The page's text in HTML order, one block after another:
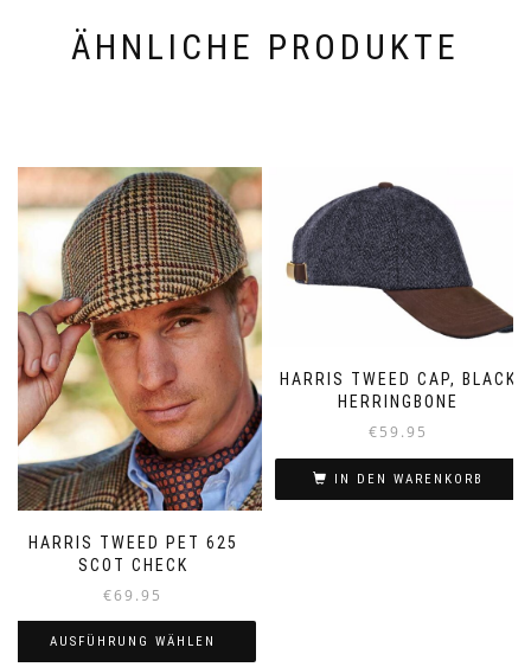
ÄHNLICHE PRODUKTE
HARRIS TWEED PET 625
SCOT CHECK
€69.95
AUSFÜHRUNG WÄHLEN
HARRIS TWEED CAP, BLACK
HERRINGBONE
€59.95
IN DEN WARENKORB